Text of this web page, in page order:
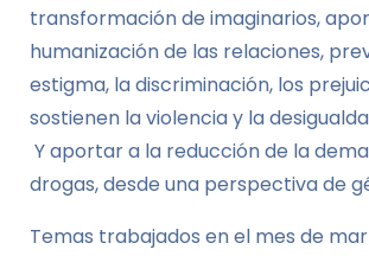
transformación de imaginarios,
humanización de las relaciones,
estigma, la discriminación, los
sostienen la violencia y la
Y aportar a la reducción de la
drogas, desde una perspectiva de
Temas trabajados en el mes de